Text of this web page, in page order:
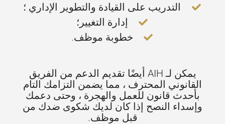
التدريب على القيادة والتطوير الإداري ؛
إدارة التغيير؛
خطوبة موظف.
يمكن لـ AIH أيضًا تقديم الدعم من الفريق
القانوني المحترف ، مما يضمن التزامك التام
بأحدث قانون للعمل والهجرة ، وحتى دعمك
وإسداء النصح إذا كان لديك شكوى ضدك من
قبل موظف.